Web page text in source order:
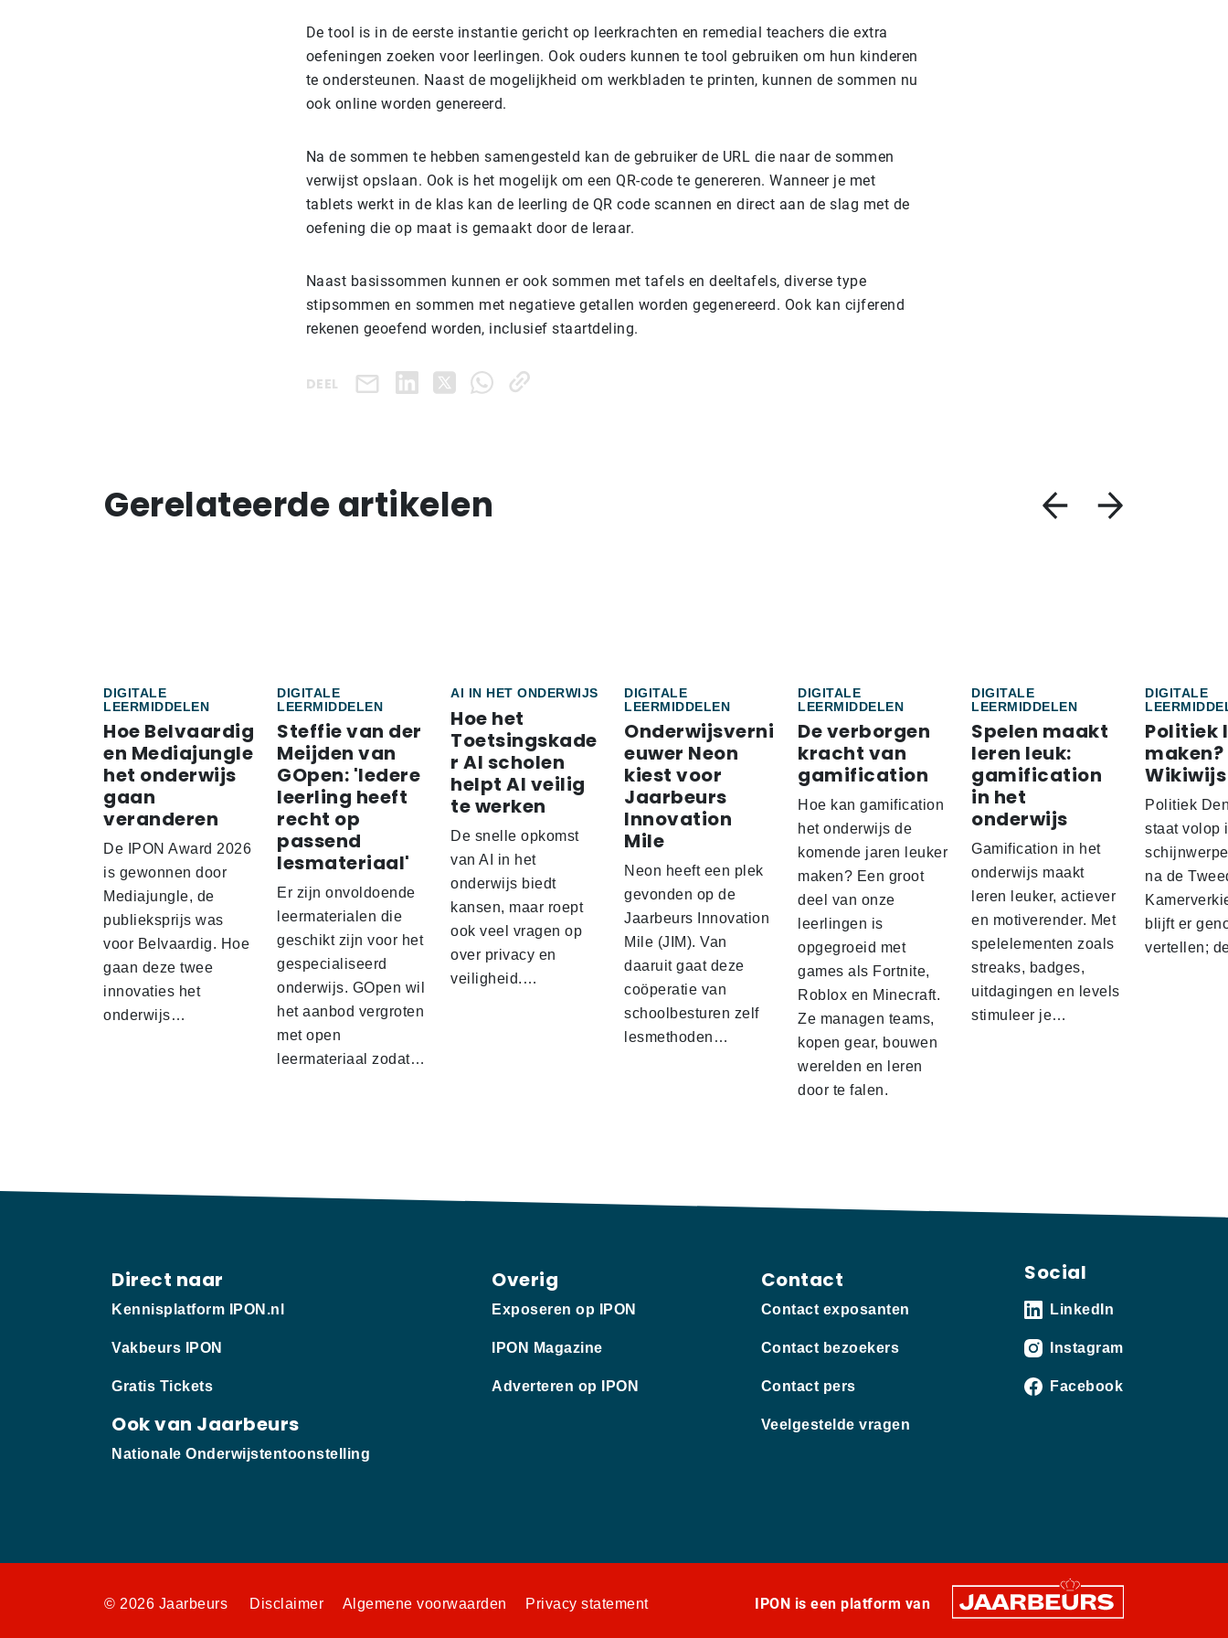
De tool is in de eerste instantie gericht op leerkrachten en remedial teachers die extra
oefeningen zoeken voor leerlingen. Ook ouders kunnen te tool gebruiken om hun kinderen
te ondersteunen. Naast de mogelijkheid om werkbladen te printen, kunnen de sommen nu
ook online worden genereerd.
Na de sommen te hebben samengesteld kan de gebruiker de URL die naar de sommen
verwijst opslaan. Ook is het mogelijk om een QR-code te genereren. Wanneer je met
tablets werkt in de klas kan de leerling de QR code scannen en direct aan de slag met de
oefening die op maat is gemaakt door de leraar.
Naast basissommen kunnen er ook sommen met tafels en deeltafels, diverse type
stipsommen en sommen met negatieve getallen worden gegenereerd. Ook kan cijferend
rekenen geoefend worden, inclusief staartdeling.
DEEL
Gerelateerde artikelen
DIGITALE
LEERMIDDELEN
Hoe Belvaardig
en Mediajungle
het onderwijs
gaan
veranderen
De IPON Award 2026
is gewonnen door
Mediajungle, de
publieksprijs was
voor Belvaardig. Hoe
gaan deze twee
innovaties het
onderwijs…
DIGITALE
LEERMIDDELEN
Steffie van der
Meijden van
GOpen: 'Iedere
leerling heeft
recht op
passend
lesmateriaal'
Er zijn onvoldoende
leermaterialen die
geschikt zijn voor het
gespecialiseerd
onderwijs. GOpen wil
het aanbod vergroten
met open
leermateriaal zodat…
AI IN HET ONDERWIJS
Hoe het
Toetsingskade
r AI scholen
helpt AI veilig
te werken
De snelle opkomst
van AI in het
onderwijs biedt
kansen, maar roept
ook veel vragen op
over privacy en
veiligheid.…
DIGITALE
LEERMIDDELEN
Onderwijsverni
euwer Neon
kiest voor
Jaarbeurs
Innovation
Mile
Neon heeft een plek
gevonden op de
Jaarbeurs Innovation
Mile (JIM). Van
daaruit gaat deze
coöperatie van
schoolbesturen zelf
lesmethoden…
DIGITALE
LEERMIDDELEN
De verborgen
kracht van
gamification
Hoe kan gamification
het onderwijs de
komende jaren leuker
maken? Een groot
deel van onze
leerlingen is
opgegroeid met
games als Fortnite,
Roblox en Minecraft.
Ze managen teams,
kopen gear, bouwen
werelden en leren
door te falen.
DIGITALE
LEERMIDDELEN
Spelen maakt
leren leuk:
gamification
in het
onderwijs
Gamification in het
onderwijs maakt
leren leuker, actiever
en motiverender. Met
spelelementen zoals
streaks, badges,
uitdagingen en levels
stimuleer je…
DIGITALE
Politiek
maken?
Politiek
staat volop
na de
blijft er
vertellen;
Direct naar
Kennisplatform IPON.nl
Vakbeurs IPON
Gratis Tickets
Ook van Jaarbeurs
Nationale Onderwijstentoonstelling
Overig
Exposeren op IPON
IPON Magazine
Adverteren op IPON
Contact
Contact exposanten
Contact bezoekers
Contact pers
Veelgestelde vragen
Social
LinkedIn
Instagram
Facebook
© 2026 Jaarbeurs Disclaimer Algemene voorwaarden Privacy statement IPON is een platform van